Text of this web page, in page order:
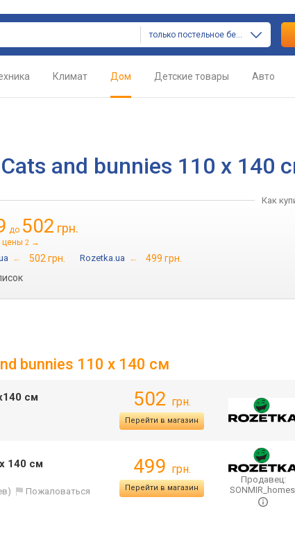
только постельное белье
Климат Дом Детские товары Авто
and bunnies 110 x 140
Как
до 502 грн.
цены 2 →
→ 502 грн. Rozetka.ua →
499 грн.
bunnies 110 x 140 см
см
502 грн.
Перейти в магазин
140 см
Пожаловаться
499 грн.
Перейти в магазин
Продавец:
SONMIR_homes